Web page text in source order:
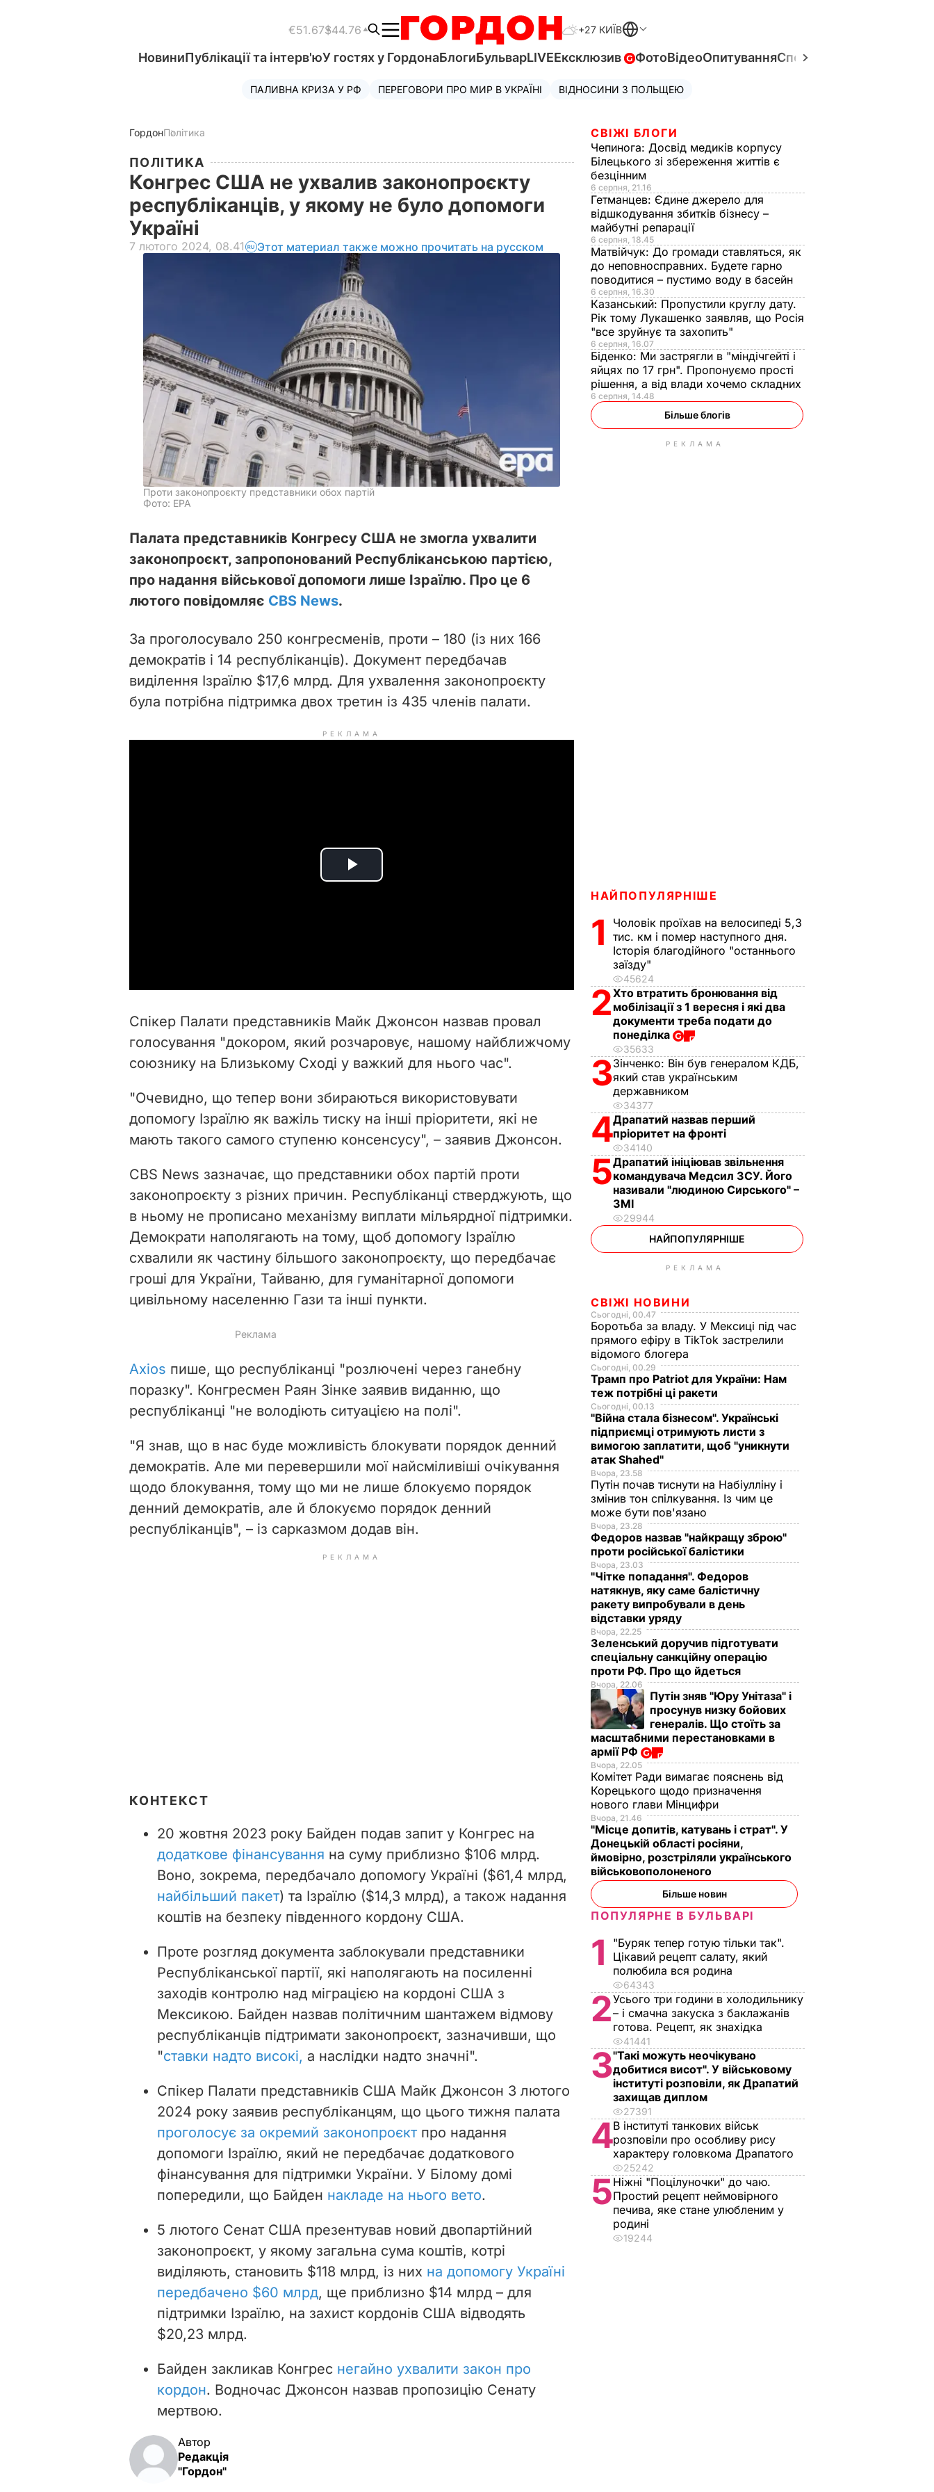
€51.67$44.76 +27 КИЇВ
НовиниПублікації та інтерв'юУ гостях у ГордонаБлогиБульварLIVEЕксклюзив ФотоВідеоОпитуванняСпецпроєкти
ПАЛИВНА КРИЗА У РФ ПЕРЕГОВОРИ ПРО МИР В УКРАЇНІ ВІДНОСИНИ З ПОЛЬЩЕЮ
ГордонПолітика
ПОЛІТИКА
Конгрес США не ухвалив законопроєкту
республіканців, у якому не було допомоги
Україні
7 лютого 2024, 08.41 Этот материал также можно прочитать на русском
Проти законопроєкту представники обох партій
Фото: ЕРА
Палата представників Конгресу США не змогла ухвалити
законопроєкт, запропонований Республіканською партією,
про надання військової допомоги лише Ізраїлю. Про це 6
лютого повідомляє CBS News.
За проголосувало 250 конгресменів, проти – 180 (із них 166
демократів і 14 республіканців). Документ передбачав
виділення Ізраїлю $17,6 млрд. Для ухвалення законопроєкту
була потрібна підтримка двох третин із 435 членів палати.
РЕКЛАМА
P
i
d
e
o
Спікер Палати представників Майк Джонсон назвав провал
голосування "докором, який розчаровує, нашому найближчому
союзнику на Близькому Сході у важкий для нього час".
"Очевидно, що тепер вони збираються використовувати
допомогу Ізраїлю як важіль тиску на інші пріоритети, які не
мають такого самого ступеню консенсусу", – заявив Джонсон.
CBS News зазначає, що представники обох партій проти
законопроєкту з різних причин. Республіканці стверджують, що
в ньому не прописано механізму виплати мільярдної підтримки.
Демократи наполягають на тому, щоб допомогу Ізраїлю
схвалили як частину більшого законопроєкту, що передбачає
гроші для України, Тайваню, для гуманітарної допомоги
цивільному населенню Гази та інші пункти.
Аxios пише, що республіканці "розлючені через ганебну
поразку". Конгресмен Раян Зінке заявив виданню, що
республіканці "не володіють ситуацією на полі".
"Я знав, що в нас буде можливість блокувати порядок денний
демократів. Але ми перевершили мої найсміливіші очікування
щодо блокування, тому що ми не лише блокуємо порядок
денний демократів, але й блокуємо порядок денний
республіканців", – із сарказмом додав він.
РЕКЛАМА
КОНТЕКСТ
20 жовтня 2023 року Байден подав запит у Конгрес на
додаткове фінансування на суму приблизно $106 млрд.
Воно, зокрема, передбачало допомогу Україні ($61,4 млрд,
найбільший пакет) та Ізраїлю ($14,3 млрд), а також надання
коштів на безпеку південного кордону США.
Проте розгляд документа заблокували представники
Республіканської партії, які наполягають на посиленні
заходів контролю над міграцією на кордоні США з
Мексикою. Байден назвав політичним шантажем відмову
республіканців підтримати законопроєкт, зазначивши, що
"ставки надто високі, а наслідки надто значні".
Спікер Палати представників США Майк Джонсон 3 лютого
2024 року заявив республіканцям, що цього тижня палата
проголосує за окремий законопроєктпро надання
допомоги Ізраїлю, який не передбачає додаткового
фінансування для підтримки України. У Білому домі
попередили, що Байден накладе на нього вето.
5 лютого Сенат США презентував новий двопартійний
законопроєкт, у якому загальна сума коштів, котрі
виділяють, становить $118 млрд, із них на допомогу Україні
передбачено $60 млрд, ще приблизно $14 млрд – для
підтримки Ізраїлю, на захист кордонів США відводять
$20,23 млрд.
Байден закликав Конгрес негайно ухвалити закон про
кордон. Водночас Джонсон назвав пропозицію Сенату
мертвою.
Автор
Редакція
"Гордон"
СВІЖІ БЛОГИ
Чепинога: Досвід медиків корпусу
Білецького зі збереження життів є
безцінним
6 серпня, 21.16
Гетманцев: Єдине джерело для
відшкодування збитків бізнесу –
майбутні репарації
6 серпня, 18.45
Матвійчук: До громади ставляться, як
до неповносправних. Будете гарно
поводитися – пустимо воду в басейн
6 серпня, 16.30
Казанський: Пропустили круглу дату.
Рік тому Лукашенко заявляв, що Росія
"все зруйнує та захопить"
6 серпня, 16.07
Біденко: Ми застрягли в "міндічгейті і
яйцях по 17 грн". Пропонуємо прості
рішення, а від влади хочемо складних
6 серпня, 14.48
Більше блогів
РЕКЛАМА
НАЙПОПУЛЯРНІШЕ
1
Чоловік проїхав на велосипеді 5,3
тис. км і помер наступного дня.
Історія благодійного "останнього
заїзду"
45624
2Хто втратить бронювання від
мобілізації з 1 вересня і які два
документи треба подати до
понеділка
35633
3Зінченко: Він був генералом КДБ,
який став українським
державником
34377
4Драпатий назвав перший
пріоритет на фронті
34140
5Драпатий ініціював звільнення
командувача Медсил ЗСУ. Його
називали "людиною Сирського" –
ЗМІ
29944
НАЙПОПУЛЯРНІШЕ
РЕКЛАМА
СВІЖІ НОВИНИ
Сьогодні, 00.47
Боротьба за владу. У Мексиці під час
прямого ефіру в TikTok застрелили
відомого блогера
Сьогодні, 00.29
Трамп про Patriot для України: Нам
теж потрібні ці ракети
Сьогодні, 00.13
"Війна стала бізнесом". Українські
підприємці отримують листи з
вимогою заплатити, щоб "уникнути
атак Shahed"
Вчора, 23.58
Путін почав тиснути на Набіулліну і
змінив тон спілкування. Із чим це
може бути пов'язано
Вчора, 23.28
Федоров назвав "найкращу зброю"
проти російської балістики
Вчора, 23.03
"Чітке попадання". Федоров
натякнув, яку саме балістичну
ракету випробували в день
відставки уряду
Вчора, 22.25
Зеленський доручив підготувати
спеціальну санкційну операцію
проти РФ. Про що йдеться
Вчора, 22.06
Путін зняв "Юру Унітаза" і
просунув низку бойових
генералів. Що стоїть за
масштабними перестановками в
армії РФ
Вчора, 22.05
Комітет Ради вимагає пояснень від
Корецького щодо призначення
нового глави Мінцифри
Вчора, 21.46
"Місце допитів, катувань і страт". У
Донецькій області росіяни,
ймовірно, розстріляли українського
військовополоненого
Більше новин
ПОПУЛЯРНЕ В БУЛЬВАРІ
1
"Буряк тепер готую тільки так".
Цікавий рецепт салату, який
полюбила вся родина
64343
2Усього три години в холодильнику
– і смачна закуска з баклажанів
готова. Рецепт, як знахідка
41441
3"Такі можуть неочікувано
добитися висот". У військовому
інституті розповіли, як Драпатий
захищав диплом
27391
4В інституті танкових військ
розповіли про особливу рису
характеру головкома Драпатого
25242
5Ніжні "Поцілуночки" до чаю.
Простий рецепт неймовірного
печива, яке стане улюбленим у
родині
19244